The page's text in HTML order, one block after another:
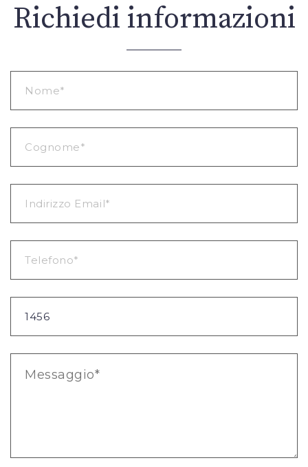
Richiedi informazioni